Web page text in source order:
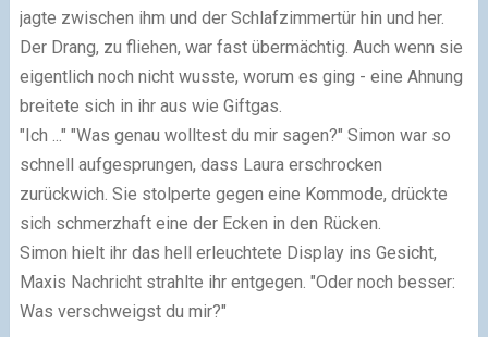
jagte zwischen ihm und der Schlafzimmertür hin und her.
Der Drang, zu fliehen, war fast übermächtig. Auch wenn sie
eigentlich noch nicht wusste, worum es ging - eine Ahnung
breitete sich in ihr aus wie Giftgas.
"Ich ..." "Was genau wolltest du mir sagen?" Simon war so
schnell aufgesprungen, dass Laura erschrocken
zurückwich. Sie stolperte gegen eine Kommode, drückte
sich schmerzhaft eine der Ecken in den Rücken.
Simon hielt ihr das hell erleuchtete Display ins Gesicht,
Maxis Nachricht strahlte ihr entgegen. "Oder noch besser:
Was verschweigst du mir?"